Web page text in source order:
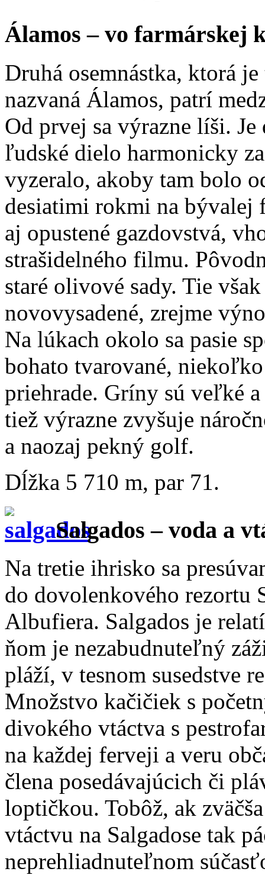
Álamos – vo farmárskej
Druhá osemnástka, ktorá
nazvaná Álamos, patrí
Od prvej sa výrazne líši.
ľudské dielo harmonicky
vyzeralo, akoby tam bolo
desiatimi rokmi na bývalej
aj opustené gazdovstvá,
strašidelného filmu.
staré olivové sady. Tie
novovysadené, zrejme
Na lúkach okolo sa pasie
bohato tvarované,
priehrade. Gríny sú veľké
tiež výrazne zvyšuje
a naozaj pekný golf.
Dĺžka 5 710 m, par 71.
Salgados – voda a
Na tretie ihrisko sa
do dovolenkového rezortu
Albufiera. Salgados je
ňom je nezabudnuteľný
pláží, v tesnom susedstve
Množstvo kačičiek s
divokého vtáctva s
na každej ferveji a veru
člena posedávajúcich či
loptičkou. Tobôž, ak
vtáctvu na Salgadose tak
neprehliadnuteľnom